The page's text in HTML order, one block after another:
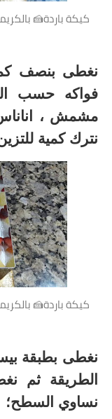
كيكة باردة🍰
نغطى بنصف
فواكه حسب
مشمش ،
نترك كمية
كيكة باردة🍰
نغطى بطبقة
الطريقة ثم
نساوي السطح؛